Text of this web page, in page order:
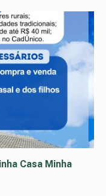
Casa Minha